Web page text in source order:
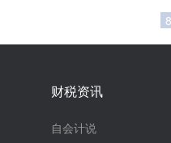
8
财税资讯
自会计说